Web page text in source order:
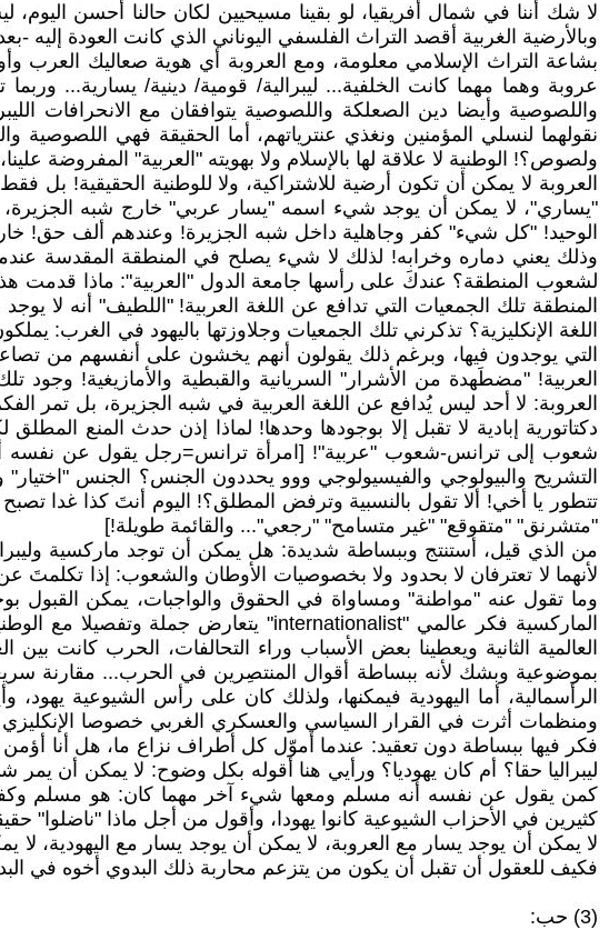
لا شك أننا في شمال أفريقيا، لو بقينا مسيحيين لكان حالنا أحسن
وبالأرضية الغربية أقصد التراث الفلسفي اليوناني الذي كانت العودة إليه
بشاعة التراث الإسلامي معلومة، ومع العروبة أي هوية صعاليك
عروبة وهما مهما كانت الخلفية... ليبرالية/ قومية/ دينية/ يسارية...
واللصوصية وأيضا دين الصعلكة واللصوصية يتوافقان مع الانحرافات
نقولهما لنسلي المؤمنين ونغذي عنترياتهم، أما الحقيقة فهي
ولصوص؟! الوطنية لا علاقة لها بالإسلام ولا بهويته "العربية" المفروضة علينا،
العروبة لا يمكن أن تكون أرضية للاشتراكية، ولا للوطنية الحقيقية! بل
"يساري"، لا يمكن أن يوجد شيء اسمه "يسار عربي" خارج شبه الجزيرة،
الوحيد! "كل شيء" كفر وجاهلية داخل شبه الجزيرة! وعندهم ألف حق!
وذلك يعني دماره وخرابه! لذلك لا شيء يصلح في المنطقة المقدسة
لشعوب المنطقة؟ عندكَ على رأسها جامعة الدول "العربية": ماذا قدمت
المنطقة تلك الجمعيات التي تدافع عن اللغة العربية! "اللطيف" أنه لا
اللغة الإنكليزية؟ تذكرني تلك الجمعيات وجلاوزتها باليهود في
التي يوجدون فيها، وبرغم ذلك يقولون أنهم يخشون على أنفسهم من
العربية! "مضطَهدة من الأشرار" السريانية والقبطية والأمازيغية! وجود
العروبة: لا أحد ليس يُدافع عن اللغة العربية في شبه الجزيرة، بل تمر
دكتاتورية إبادية لا تقبل إلا بوجودها وحدها! لماذا إذن حدث المنع
شعوب إلى ترانس-شعوب "عربية"! [امرأة ترانس=رجل يقول عن نفسه
التشريح والبيولوجي والفيسيولوجي ووو يحددون الجنس؟ الجنس
تتطور يا أخي! ألا تقول بالنسبية وترفض المطلق؟! اليوم أنتَ كذا غدا
"متشرنق" "متقوقع" "غير متسامح" "رجعي"... والقائمة طويلة!]
من الذي قيل، أستنتج وببساطة شديدة: هل يمكن أن توجد ماركسية
لأنهما لا تعترفان لا بحدود ولا بخصوصيات الأوطان والشعوب: إذا تكلمتَ
وما تقول عنه "مواطنة" ومساواة في الحقوق والواجبات، يمكن القبول
العالمية الثانية ويعطينا بعض الأسباب وراء التحالفات، الحرب كانت
بموضوعية وبشك لأنه ببساطة أقوال المنتصِرين في الحرب... مقارنة
الرأسمالية، أما اليهودية فيمكنها، ولذلك كان على رأس الشيوعية
ومنظمات أثرت في القرار السياسي والعسكري الغربي خصوصا الإنكليزي
فكر فيها ببساطة دون تعقيد: عندما أموّل كل أطراف نزاع ما، هل أنا
ليبراليا حقا؟ أم كان يهوديا؟ ورأيي هنا أقوله بكل وضوح: لا يمكن أن يمر
كمن يقول عن نفسه أنه مسلم ومعها شيء آخر مهما كان: هو مسلم وكفى
كثيرين في الأحزاب الشيوعية كانوا يهودا، وأقول من أجل ماذا "ناضلوا"
لا يمكن أن يوجد يسار مع العروبة، لا يمكن أن يوجد يسار مع اليهودية،
فكيف للعقول أن تقبل أن يكون من يتزعم محاربة ذلك البدوي أخوه في
(3) حب: